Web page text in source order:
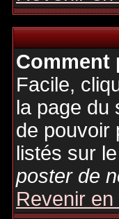
Comment
Facile,
la page du
de pouvoir
listés sur
poster de
Revenir